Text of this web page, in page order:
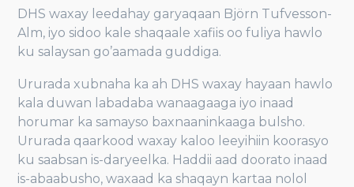
DHS waxay leedahay garyaqaan Björn Tufvesson-
Alm, iyo sidoo kale shaqaale xafiis oo fuliya hawlo
ku salaysan go’aamada guddiga.
Ururada xubnaha ka ah DHS waxay hayaan hawlo
kala duwan labadaba wanaagaaga iyo inaad
horumar ka samayso baxnaaninkaaga bulsho.
Ururada qaarkood waxay kaloo leeyihiin koorasyo ​​
ku saabsan is-daryeelka. Haddii aad doorato inaad
is-abaabusho, waxaad ka shaqayn kartaa nolol